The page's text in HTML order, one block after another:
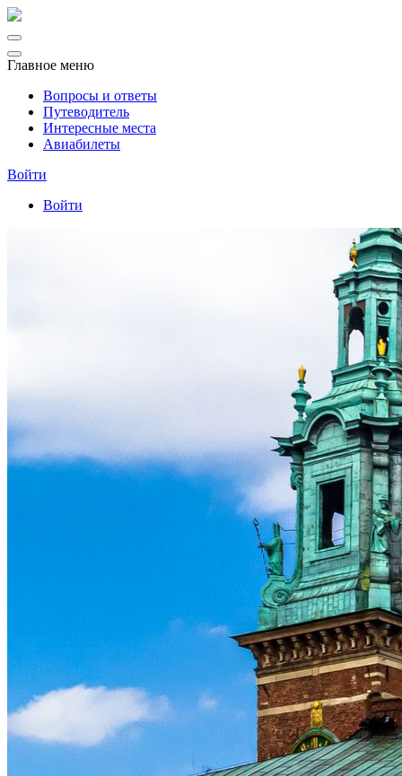
Главное меню
Вопросы и ответы
Путеводитель
Интересные места
Авиабилеты
Войти
Войти